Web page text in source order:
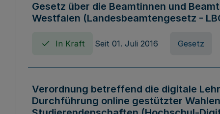
Gesetz über die Beamtinnen und
Westfalen (Landesbeamtengesetz -
In Kraft Seit 01. Juli 2016 Gesetz
Verordnung betreffend die digitale
Durchführung online gestützter